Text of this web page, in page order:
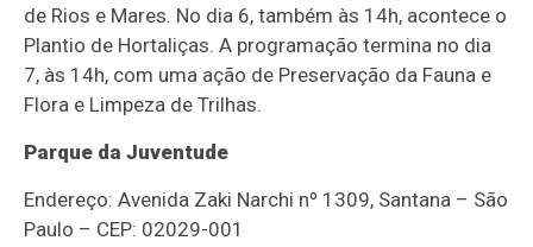
de Rios e Mares. No dia 6, também às 14h, acontece o
Plantio de Hortaliças. A programação termina no dia
7, às 14h, com uma ação de Preservação da Fauna e
Flora e Limpeza de Trilhas.
Parque da Juventude
Endereço: Avenida Zaki Narchi nº 1309, Santana – São
Paulo – CEP: 02029-001